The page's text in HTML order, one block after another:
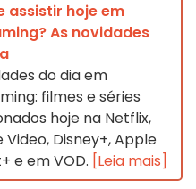
assistir hoje em
As novidades
do dia em
filmes e séries
hoje na Netflix,
Video, Disney+, Apple
e em VOD. [Leia mais]